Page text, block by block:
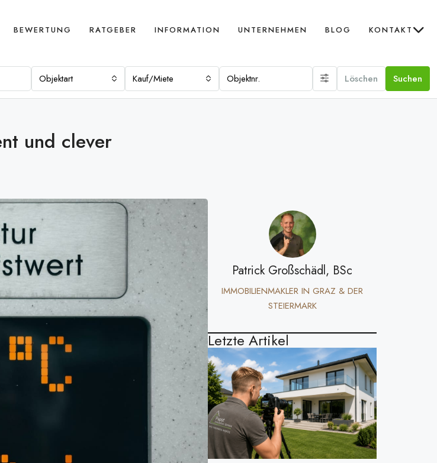
BEWERTUNG RATGEBER INFORMATION UNTERNEHMEN BLOG KONTAKT
Objektart Kauf/Miete Löschen Suchen
und clever
Patrick Großschädl, BSc
IMMOBILIENMAKLER IN GRAZ & DER
STEIERMARK
Letzte Artikel